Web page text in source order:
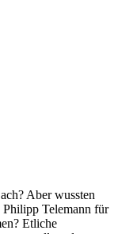
Aber wussten
Philipp Telemann für
Etliche